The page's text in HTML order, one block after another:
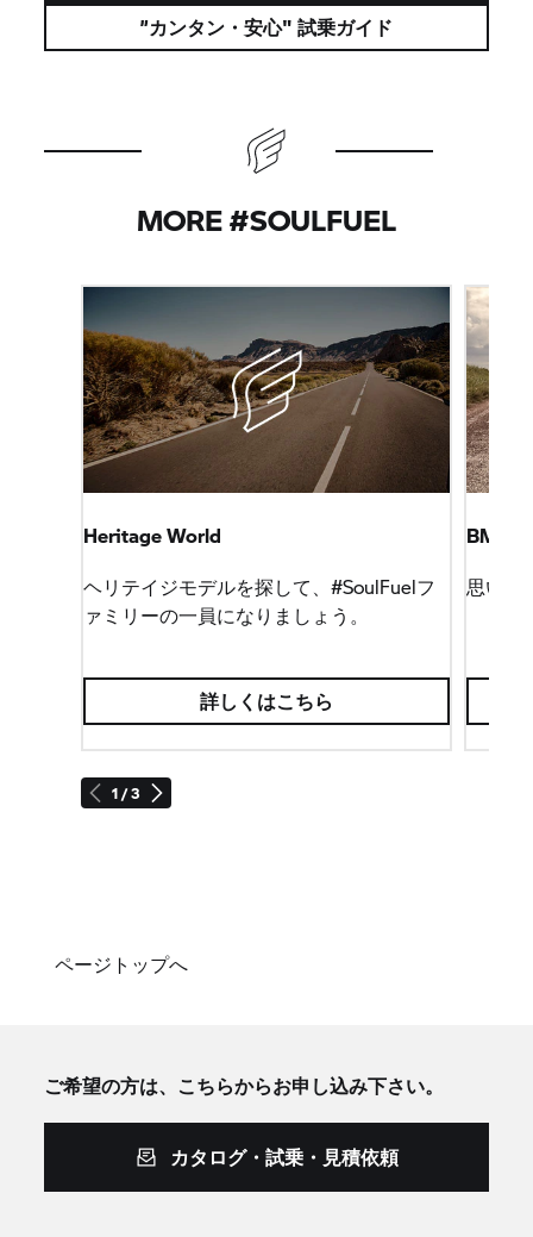
”カンタン・安心" 試乗ガイド
MORE #SOULFUEL
1 / 3
Heritage World
ヘリテイジモデルを探して、#SoulFuelフ
ァミリーの一員になりましょう。
詳しくはこちら
BMW
思いの
ページトップへ
ご希望の方は、こちらからお申し込み下さい。
カタログ・試乗・見積依頼